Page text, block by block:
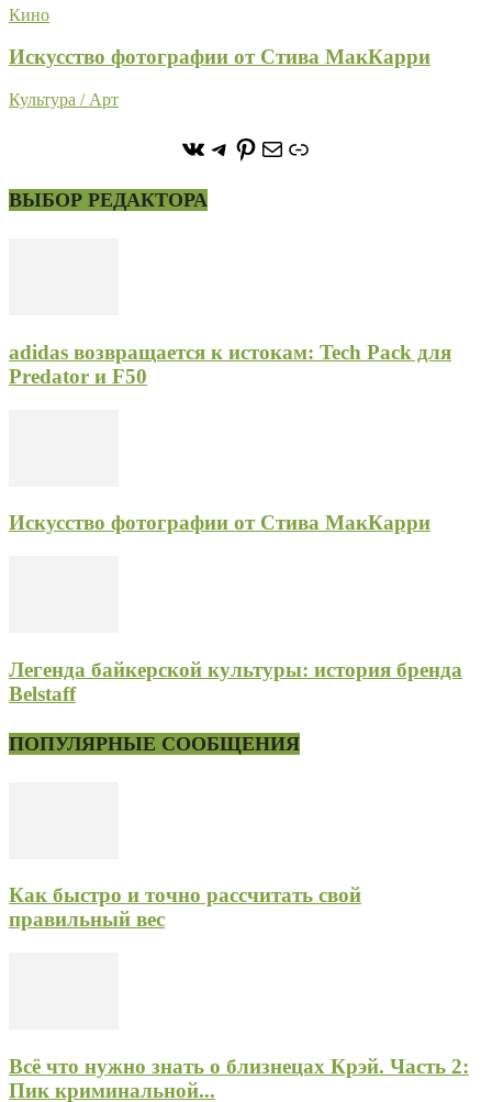
Кино
Искусство фотографии от Стива МакКарри
Культура / Арт
https://vk.com/
https://t.me/stoneforest
https://
ПочтаСсылка
ВЫБОР РЕДАКТОРА
adidas возвращается к истокам: Tech Pack для
Predator и F50
Искусство фотографии от Стива МакКарри
Легенда байкерской культуры: история бренда
Belstaff
ПОПУЛЯРНЫЕ СООБЩЕНИЯ
Как быстро и точно рассчитать свой
правильный вес
Всё что нужно знать о близнецах Крэй. Часть 2:
Пик криминальной...